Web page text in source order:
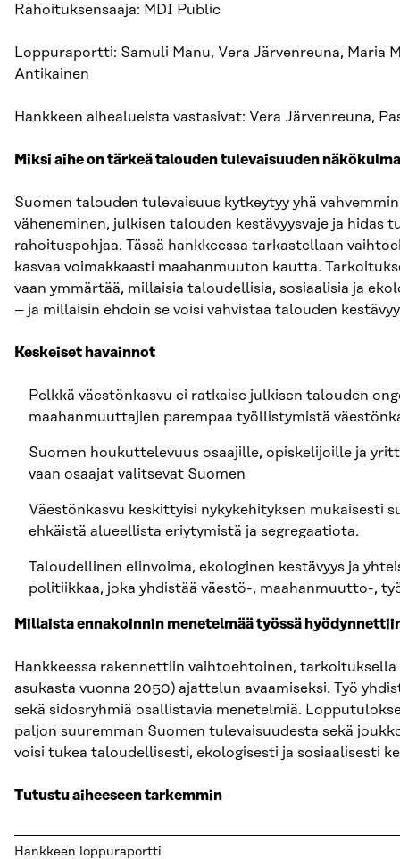
Rahoituksensaaja: MDI Public
Loppuraportti: Samuli Manu, Vera Järvenreuna, Maria
Antikainen
Hankkeen aihealueista vastasivat: Vera Järvenreuna,
Miksi aihe on tärkeä talouden tulevaisuuden
Suomen talouden tulevaisuus kytkeytyy yhä
väheneminen, julkisen talouden kestävyysvaje ja
rahoituspohjaa. Tässä hankkeessa tarkastellaan
kasvaa voimakkaasti maahanmuuton kautta.
vaan ymmärtää, millaisia taloudellisia, sosiaalisia ja
– ja millaisin ehdoin se voisi vahvistaa talouden
Keskeiset havainnot
Pelkkä väestönkasvu ei ratkaise julkisen talouden
maahanmuuttajien parempaa työllistymistä
Suomen houkuttelevuus osaajille, opiskelijoille ja
vaan osaajat valitsevat Suomen
Väestönkasvu keskittyisi nykykehityksen mukaisesti
ehkäistä alueellista eriytymistä ja segregaatiota.
Taloudellinen elinvoima, ekologinen kestävyys ja
politiikkaa, joka yhdistää väestö-, maahanmuutto-,
Millaista ennakoinnin menetelmää työssä
Hankkeessa rakennettiin vaihtoehtoinen,
asukasta vuonna 2050) ajattelun avaamiseksi. Työ
sekä sidosryhmiä osallistavia menetelmiä.
paljon suuremman Suomen tulevaisuudesta sekä
voisi tukea taloudellisesti, ekologisesti ja sosiaalisesti
Tutustu aiheeseen tarkemmin
Hankkeen loppuraportti